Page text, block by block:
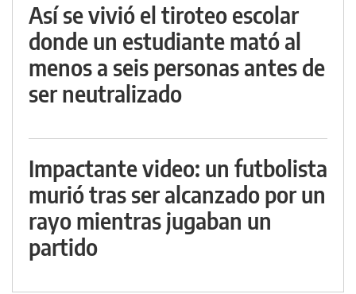
Así se vivió el tiroteo escolar
donde un estudiante mató al
menos a seis personas antes de
ser neutralizado
Impactante video: un futbolista
murió tras ser alcanzado por un
rayo mientras jugaban un
partido